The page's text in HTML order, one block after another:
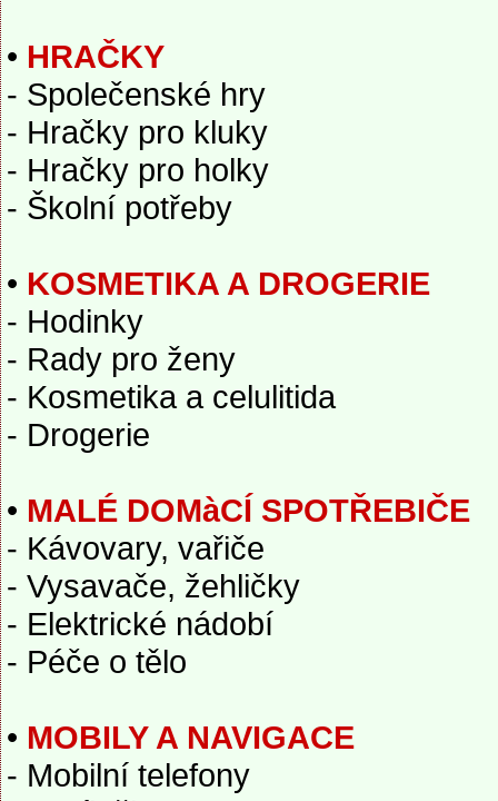
• HRAČKY
- Společenské hry
- Hračky pro kluky
- Hračky pro holky
- Školní potřeby
• KOSMETIKA A DROGERIE
- Hodinky
- Rady pro ženy
- Kosmetika a celulitida
- Drogerie
• MALÉ DOMàCÍ SPOTŘEBIČE
- Kávovary, vařiče
- Vysavače, žehličky
- Elektrické nádobí
- Péče o tělo
• MOBILY A NAVIGACE
- Mobilní telefony